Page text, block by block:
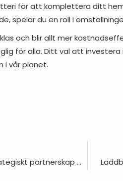
för att komplettera ditt
spelar du en roll i
och blir allt mer
för alla. Ditt val att
i vår planet.
Solkompaniet ingår strategiskt partnerskap med Rejlers för framtida solparksprojekt